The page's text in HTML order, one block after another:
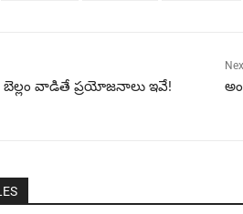
బెల్లం వాడితే ప్రయోజనాలు ఇవే!